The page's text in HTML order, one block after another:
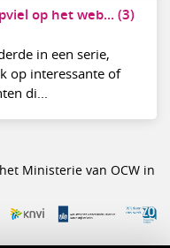
op het web... (3)
in een serie,
op interessante of
di...
Ministerie van OCW in